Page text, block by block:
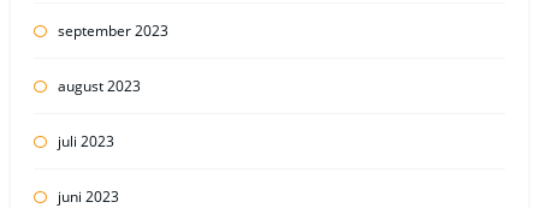
september 2023
august 2023
juli 2023
juni 2023